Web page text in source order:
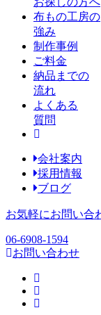
布もの工房の
強み
制作事例
ご料金
納品までの
流れ
よくある
質問
会社案内
採用情報
ブログ
お気軽にお問い合
06-6908-1594
お問い合わせ